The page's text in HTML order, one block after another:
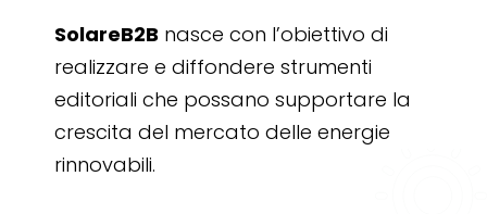
SolareB2B nasce con l’obiettivo di
realizzare e diffondere strumenti
editoriali che possano supportare la
crescita del mercato delle energie
rinnovabili.